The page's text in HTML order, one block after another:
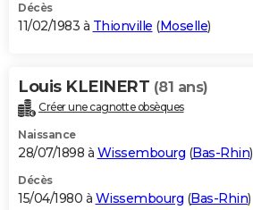
Décès
11/02/1983 à Thionville (Moselle)
Louis KLEINERT (81 ans)
Créer une cagnotte obsèques
Naissance
28/07/1898 à Wissembourg (Bas-Rhin)
Décès
15/04/1980 à Wissembourg (Bas-Rhin)